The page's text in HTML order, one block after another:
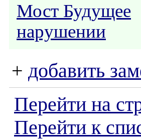
Мост Будущее
нарушении
+ добавить
Перейти на
Перейти к